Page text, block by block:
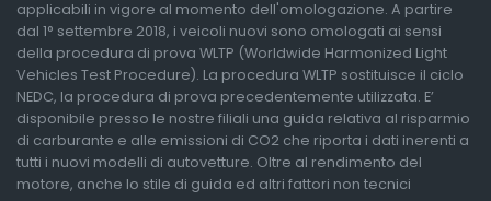
applicabili in vigore al momento dell'omologazione. A partire
dal 1° settembre 2018, i veicoli nuovi sono omologati ai sensi
della procedura di prova WLTP (Worldwide Harmonized Light
Vehicles Test Procedure). La procedura WLTP sostituisce il ciclo
NEDC, la procedura di prova precedentemente utilizzata. E’
disponibile presso le nostre filiali una guida relativa al risparmio
di carburante e alle emissioni di CO2 che riporta i dati inerenti a
tutti i nuovi modelli di autovetture. Oltre al rendimento del
motore, anche lo stile di guida ed altri fattori non tecnici